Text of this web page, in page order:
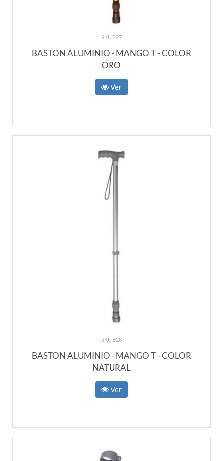
SKU B27
BASTON ALUMINIO - MANGO T - COLOR
ORO
Ver
SKU B28
BASTON ALUMINIO - MANGO T - COLOR
NATURAL
Ver